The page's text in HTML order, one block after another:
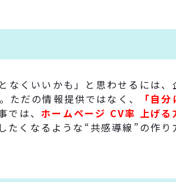
なくいいかも」と思わせるには、
ただの情報提供ではなく、
「自
では、ホームページ CV率 上げる
たくなるような“共感導線”の作り